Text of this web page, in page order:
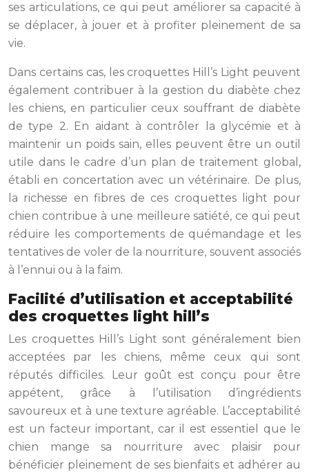
ses articulations, ce qui peut améliorer sa capacité à
se déplacer, à jouer et à profiter pleinement de sa
vie.
Dans certains cas, les croquettes Hill’s Light peuvent
également contribuer à la gestion du diabète chez
les chiens, en particulier ceux souffrant de diabète
de type 2. En aidant à contrôler la glycémie et à
maintenir un poids sain, elles peuvent être un outil
utile dans le cadre d’un plan de traitement global,
établi en concertation avec un vétérinaire. De plus,
la richesse en fibres de ces croquettes light pour
chien contribue à une meilleure satiété, ce qui peut
réduire les comportements de quémandage et les
tentatives de voler de la nourriture, souvent associés
à l’ennui ou à la faim.
Facilité d’utilisation et acceptabilité
des croquettes light hill’s
Les croquettes Hill’s Light sont généralement bien
acceptées par les chiens, même ceux qui sont
réputés difficiles. Leur goût est conçu pour être
appétent, grâce à l’utilisation d’ingrédients
savoureux et à une texture agréable. L’acceptabilité
est un facteur important, car il est essentiel que le
chien mange sa nourriture avec plaisir pour
bénéficier pleinement de ses bienfaits et adhérer au